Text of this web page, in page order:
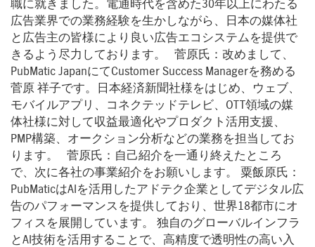
職に就きました。電通時代を含めた30年以上にわたる
広告業界での業務経験を生かしながら、日本の媒体社
と広告主の皆様により良い広告エコシステムを提供で
きるよう尽力しております。 菅原氏：改めまして、
PubMatic JapanにてCustomer Success Managerを務める
菅原 祥子です。日本経済新聞社様をはじめ、ウェブ、
モバイルアプリ、コネクテッドテレビ、OTT領域の媒
体社様に対して収益最適化やプロダクト活用支援、
PMP構築、オークション分析などの業務を担当してお
ります。 菅原氏：自己紹介を一通り終えたところ
で、次に各社の事業紹介をお願いします。 粟飯原氏：
PubMaticはAIを活用したアドテク企業としてデジタル広
告のパフォーマンスを提供しており、世界18都市にオ
フィスを展開しています。 独自のグローバルインフラ
とAI技術を活用することで、高精度で透明性の高い入